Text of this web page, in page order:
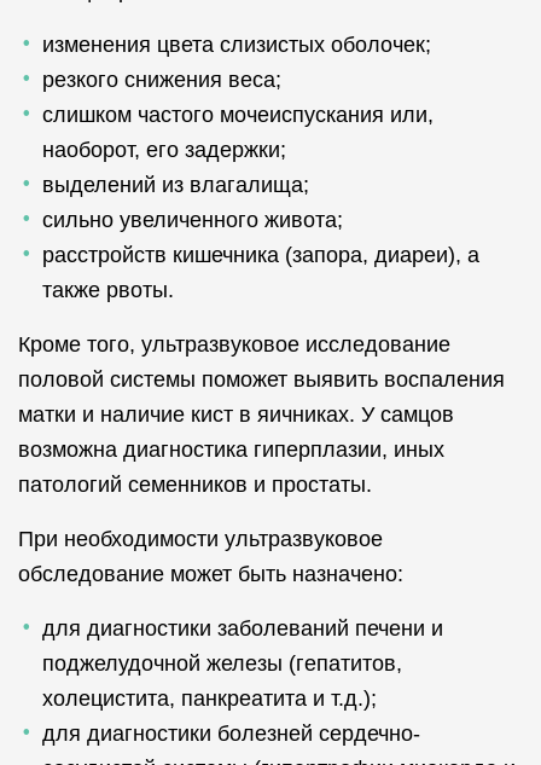
изменения цвета слизистых оболочек;
резкого снижения веса;
слишком частого мочеиспускания или,
наоборот, его задержки;
выделений из влагалища;
сильно увеличенного живота;
расстройств кишечника (запора, диареи), а
также рвоты.
Кроме того, ультразвуковое исследование
половой системы поможет выявить воспаления
матки и наличие кист в яичниках. У самцов
возможна диагностика гиперплазии, иных
патологий семенников и простаты.
При необходимости ультразвуковое
обследование может быть назначено:
для диагностики заболеваний печени и
поджелудочной железы (гепатитов,
холецистита, панкреатита и т.д.);
для диагностики болезней сердечно-